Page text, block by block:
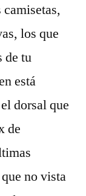
los que
de tu
está
dorsal que
de
no vista